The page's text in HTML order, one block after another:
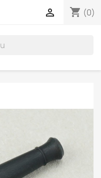
shopping_cart (0)
